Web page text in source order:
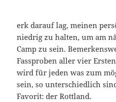
erk darauf lag, meinen
niedrig zu halten, um am
Camp zu sein.
Fassproben aller vier
wird für jeden was zum
sein, so unterschiedlich
Favorit: der Rottland.